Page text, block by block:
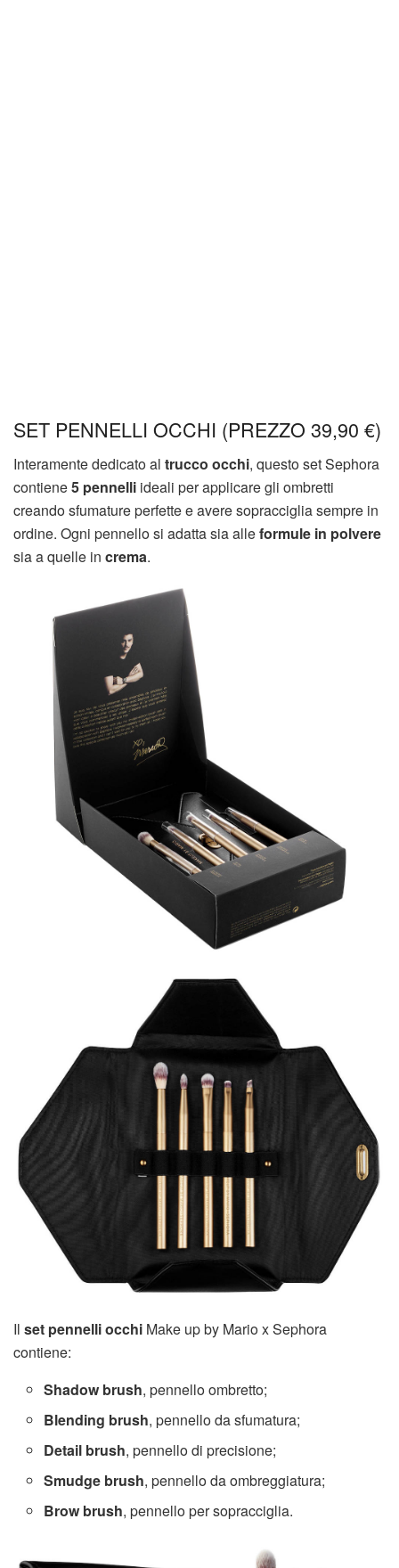
SET PENNELLI OCCHI (PREZZO 39,90 €)
Interamente dedicato al trucco occhi, questo set Sephora
contiene5 pennelli ideali per applicare gli ombretti
creando sfumature perfette e avere sopracciglia sempre in
ordine. Ogni pennello si adatta sia alleformule in polvere
sia a quelle in crema.
Il set pennelli occhi Make up by Mario x Sephora
contiene:
Shadow brush, pennello ombretto;
Blending brush, pennello da sfumatura;
Detail brush, pennello di precisione;
Smudge brush, pennello da ombreggiatura;
Brow brush, pennello per sopracciglia.